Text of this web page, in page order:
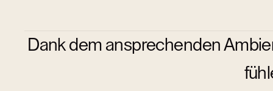
Dank dem ansprechenden